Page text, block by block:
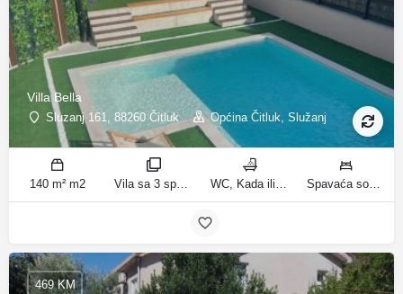
Villa Bella
Sluzanj 161, 88260 Čitluk Općina Čitluk, Služanj
140 m² m2
469 KM